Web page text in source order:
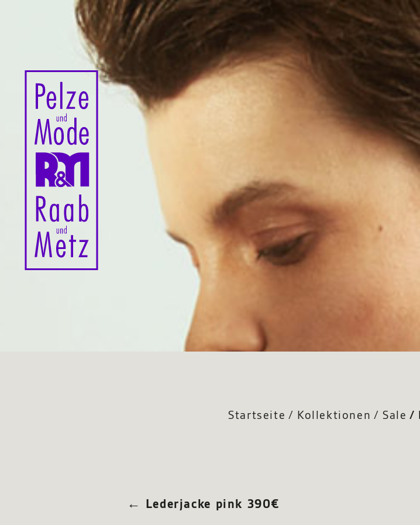
Startseite Kollektionen Sale
← Lederjacke pink 390€